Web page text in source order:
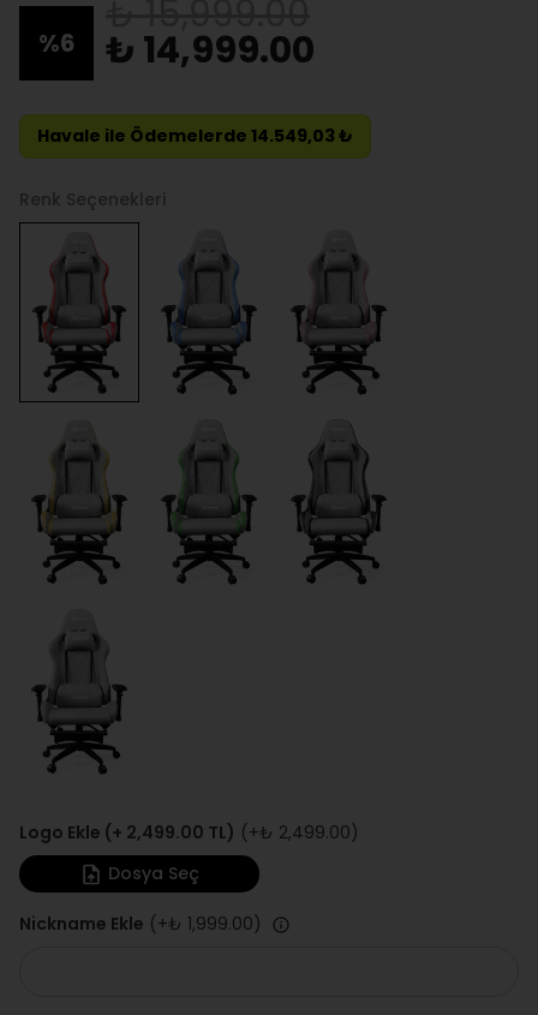
%6 ₺ 14,999.00
Havale ile Ödemelerde 14.549,03 ₺
Renk Seçenekleri
Logo Ekle (+ 2,499.00 TL) (+₺ 2,499.00)
Dosya Seç
Nickname Ekle (+₺ 1,999.00)